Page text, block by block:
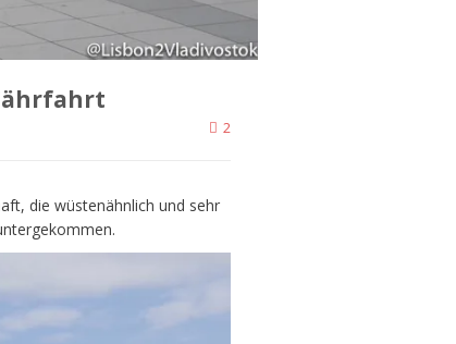
2
die wüstenähnlich und sehr